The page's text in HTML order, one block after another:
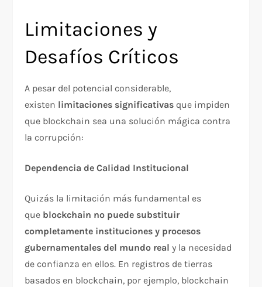
Limitaciones y
Desafíos Críticos
A pesar del potencial considerable,
existen limitaciones significativas que impiden
que blockchain sea una solución mágica contra
la corrupción:
Dependencia de Calidad Institucional
Quizás la limitación más fundamental es
que blockchain no puede substituir
completamente instituciones y procesos
gubernamentales del mundo real y la necesidad
de confianza en ellos. En registros de tierras
basados en blockchain, por ejemplo, blockchain